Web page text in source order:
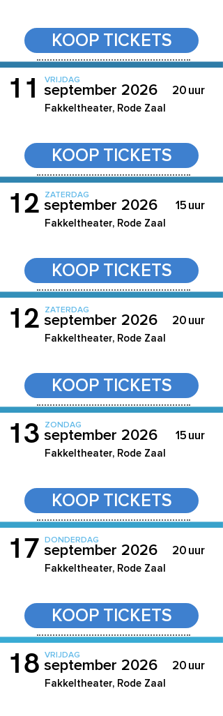
KOOP TICKETS
11 september 2026
VRIJDAG
20uur
Fakkeltheater, Rode Zaal
KOOP TICKETS
12 september 2026
ZATERDAG
15uur
Fakkeltheater, Rode Zaal
KOOP TICKETS
12 september 2026
ZATERDAG
20uur
Fakkeltheater, Rode Zaal
KOOP TICKETS
13 september 2026
ZONDAG
15uur
Fakkeltheater, Rode Zaal
KOOP TICKETS
17 september 2026
DONDERDAG
20uur
Fakkeltheater, Rode Zaal
KOOP TICKETS
18 september 2026
VRIJDAG
20uur
Fakkeltheater, Rode Zaal